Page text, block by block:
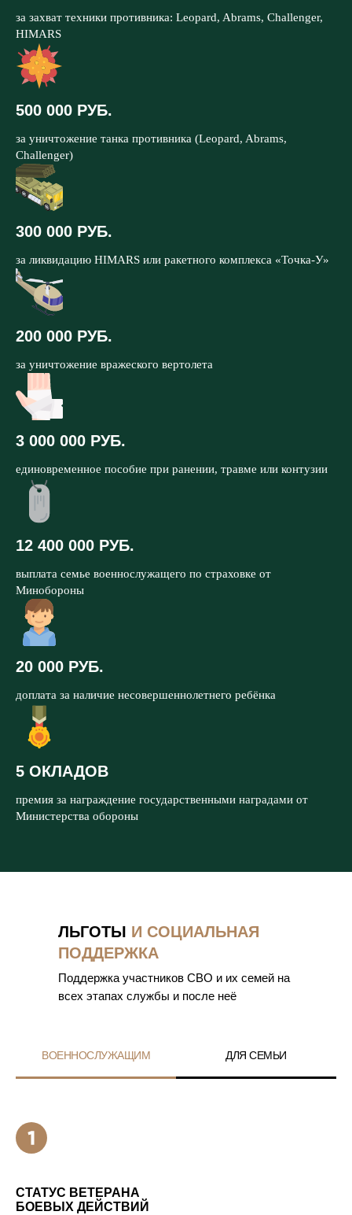
за захват техники противника: Leopard, Abrams, Challenger,
HIMARS
500 000 РУБ.
за уничтожение танка противника (Leopard, Abrams,
Challenger)
300 000 РУБ.
за ликвидацию HIMARS или ракетного комплекса «Точка-У»
200 000 РУБ.
за уничтожение вражеского вертолета
3 000 000 РУБ.
единовременное пособие при ранении, травме или контузии
12 400 000 РУБ.
выплата семье военнослужащего по страховке от
Минобороны
20 000 РУБ.
доплата за наличие несовершеннолетнего ребёнка
5 ОКЛАДОВ
премия за награждение государственными наградами от
Министерства обороны
ЛЬГОТЫ И СОЦИАЛЬНАЯ
ПОДДЕРЖКА
Поддержка участников СВО и их семей на
всех этапах службы и после неё
ВОЕННОСЛУЖАЩИМ ДЛЯ СЕМЬИ
СТАТУС ВЕТЕРАНА
БОЕВЫХ ДЕЙСТВИЙ